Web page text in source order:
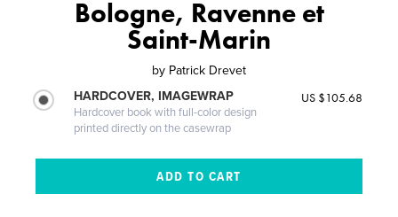
Bologne, Ravenne et
Saint-Marin
by Patrick Drevet
HARDCOVER, IMAGEWRAP
Hardcover book with full-color design
printed directly on the casewrap
US $105.68